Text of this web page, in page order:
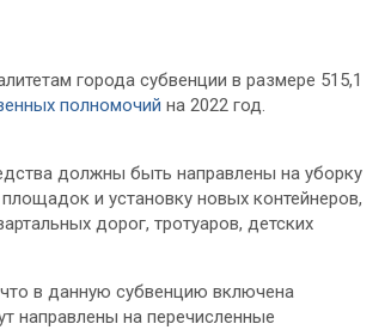
города субвенции в размере 515,1
полномочий на 2022 год.
должны быть направлены на уборку
и установку новых контейнеров,
дорог, тротуаров, детских
что в данную субвенцию включена
направлены на перечисленные